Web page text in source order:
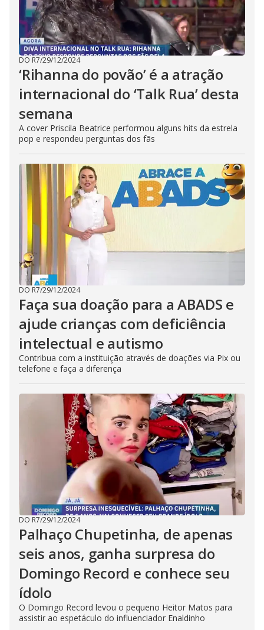
DO R7/29/12/2024
‘Rihanna do povão’ é a atração
internacional do ‘Talk Rua’ desta
semana
A cover Priscila Beatrice performou alguns hits da estrela
pop e respondeu perguntas dos fãs
DO R7/29/12/2024
Faça sua doação para a ABADS e
ajude crianças com deficiência
intelectual e autismo
Contribua com a instituição através de doações via Pix ou
telefone e faça a diferença
DO R7/29/12/2024
Palhaço Chupetinha, de apenas
seis anos, ganha surpresa do
Domingo Record e conhece seu
ídolo
O Domingo Record levou o pequeno Heitor Matos para
assistir ao espetáculo do influenciador Enaldinho